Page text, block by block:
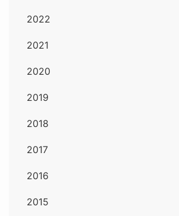
2022
2021
2020
2019
2018
2017
2016
2015